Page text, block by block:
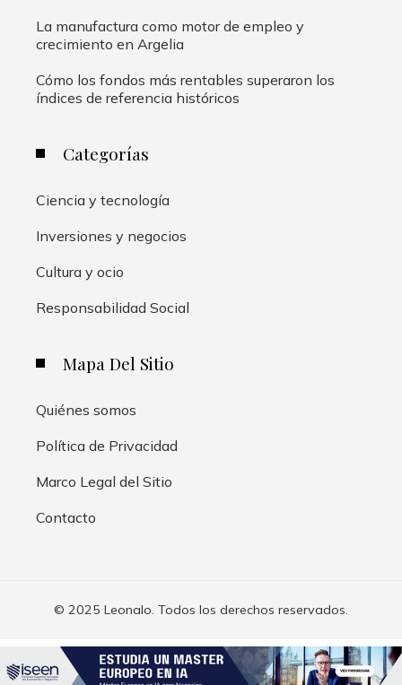
La manufactura como motor de empleo y
crecimiento en Argelia
Cómo los fondos más rentables superaron los
índices de referencia históricos
Categorías
Ciencia y tecnología
Inversiones y negocios
Cultura y ocio
Responsabilidad Social
Mapa Del Sitio
Quiénes somos
Política de Privacidad
Marco Legal del Sitio
Contacto
© 2025 Leonalo. Todos los derechos reservados.